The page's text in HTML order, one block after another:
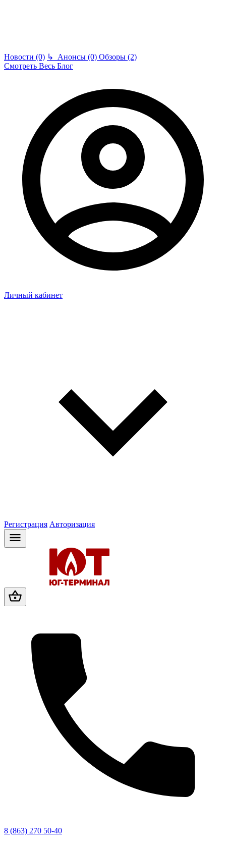
Новости (0) ↳ Анонсы (0) Обзоры (2)
Смотреть Весь Блог
Личный кабинет
Регистрация Авторизация
8 (863) 270 50-40